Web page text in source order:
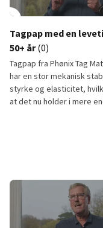
Tagpap med en
50+ år (0)
Tagpap fra Phønix Tag
har en stor mekanisk
styrke og elasticitet,
at det nu holder i mere